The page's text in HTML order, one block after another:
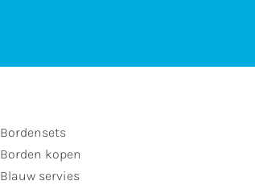
Bordensets
Borden kopen
Blauw servies